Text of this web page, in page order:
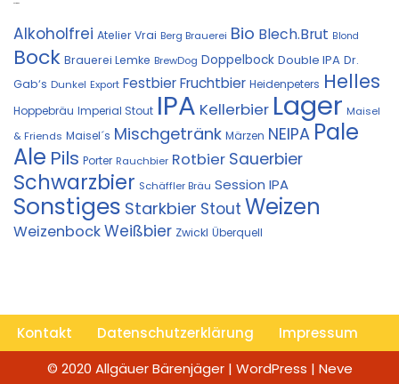
Alkoholfrei Atelier Vrai Berg Brauerei Bio Blech.Brut Blond
Bock Brauerei Lemke BrewDog Doppelbock Double IPA Dr.
Gab‘s Dunkel Export FestbierFruchtbier Heidenpeters Helles
Hoppebräu Imperial Stout IPA Kellerbier Lager Maisel
& Friends Maisel´s Mischgetränk Märzen NEIPA Pale
Ale Pils Porter Rauchbier Rotbier Sauerbier
Schwarzbier Schäffler Bräu Session IPA
Sonstiges Starkbier Stout Weizen
WeizenbockWeißbier Zwickl Überquell
Kontakt Datenschutzerklärung
Impressum
© 2020 Allgäuer Bärenjäger | WordPress | Neve